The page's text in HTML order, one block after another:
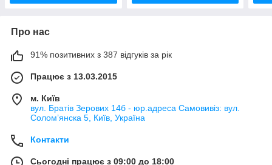
Про нас
91% позитивних з 387 відгуків за рік
Працює з 13.03.2015
м. Київ
вул. Братів Зерових 14б - юр.адреса Самовивіз: вул.
Соломʼянска 5, Київ, Україна
Контакти
Сьогодні працює з 09:00 до 18:00